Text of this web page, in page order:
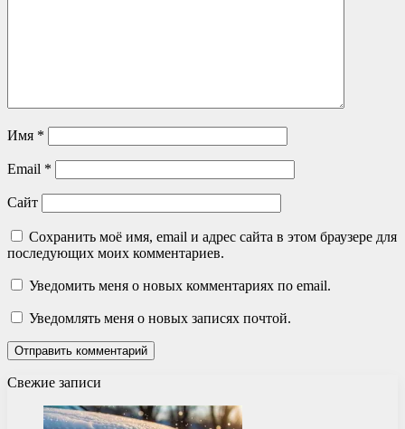
Имя *
Email *
Сайт
Сохранить моё имя, email и адрес сайта в этом браузере для
последующих моих комментариев.
Уведомить меня о новых комментариях по email.
Уведомлять меня о новых записях почтой.
Свежие записи